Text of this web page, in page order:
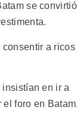
se convirtió
consentir a ricos
en ir a
foro en